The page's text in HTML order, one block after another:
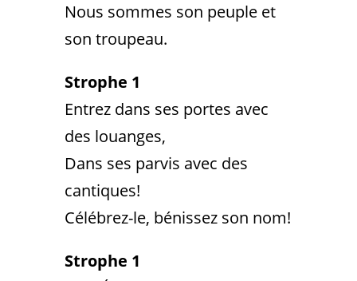
Nous sommes son peuple et
son troupeau.
Strophe 1
Entrez dans ses portes avec
des louanges,
Dans ses parvis avec des
cantiques!
Célébrez-le, bénissez son nom!
Strophe 1